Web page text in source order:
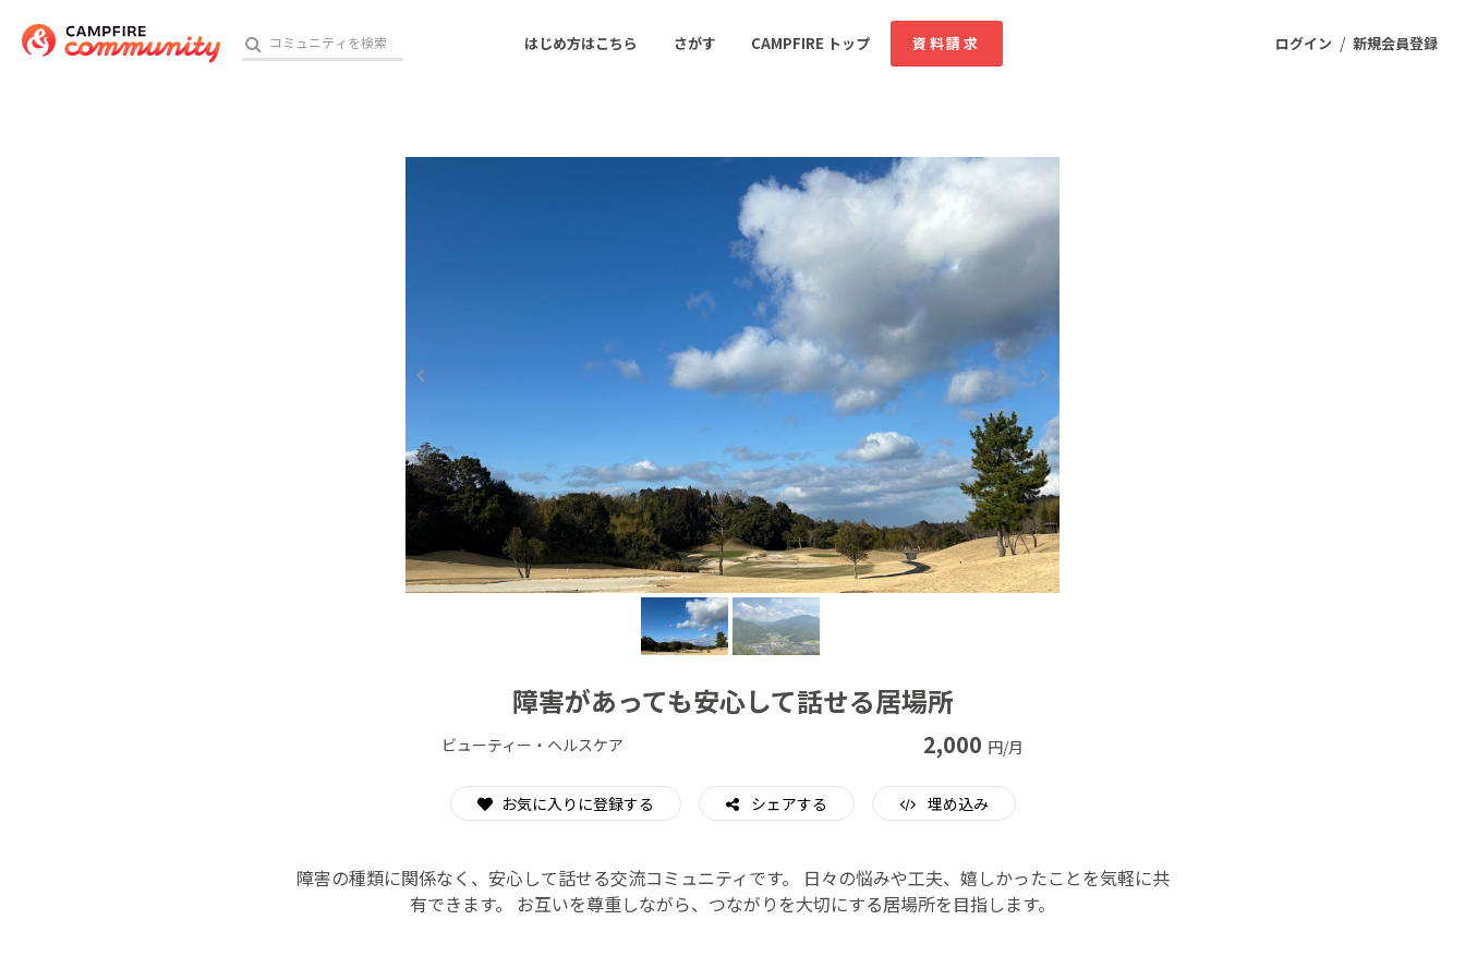
ログイン / 新規会員登録
はじめ方はこちら さがす CAMPFIRE トップ 資料請求
人気のコミュニティ 新着のコミュニティ
舞台・パフォーマンス
書籍・雑誌出版 アニメ・漫画
ビューティー・ヘルスケア
CAMPFIRE for Social Good CAMPFIRE Creation
障害があっても安心して話せる居場所
ビューティー・ヘルスケア 2,000 円/月
お気に入りに登録する シェアする 埋め込み
障害の種類に関係なく、安心して話せる交流コミュニティです。 日々の悩みや工夫、嬉しかったことを気軽に共
有できます。 お互いを尊重しながら、つながりを大切にする居場所を目指します。